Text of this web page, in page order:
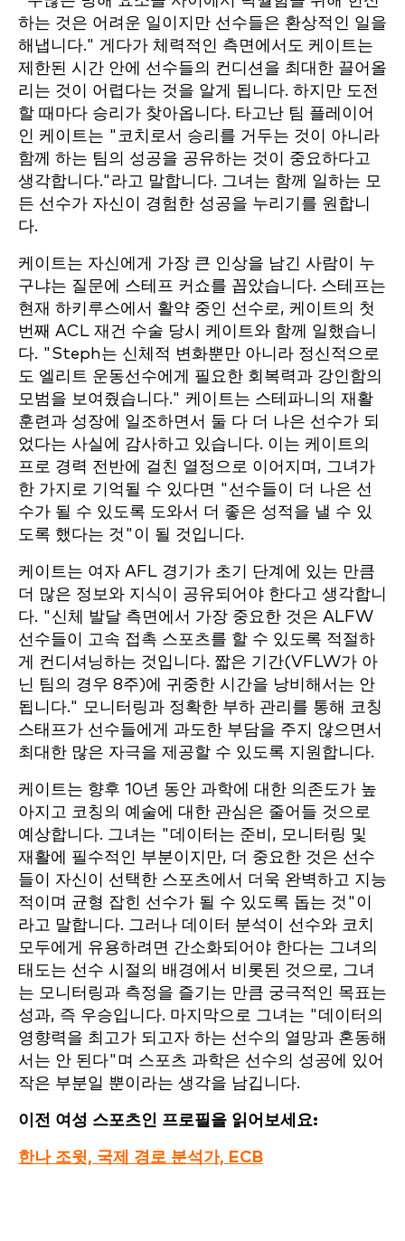
하는 것은 어려운 일이지만 선수들은 환상적인 일을
해냅니다." 게다가 체력적인 측면에서도 케이트는
제한된 시간 안에 선수들의 컨디션을 최대한 끌어올
리는 것이 어렵다는 것을 알게 됩니다. 하지만 도전
할 때마다 승리가 찾아옵니다. 타고난 팀 플레이어
인 케이트는 "코치로서 승리를 거두는 것이 아니라
함께 하는 팀의 성공을 공유하는 것이 중요하다고
생각합니다."라고 말합니다. 그녀는 함께 일하는 모
든 선수가 자신이 경험한 성공을 누리기를 원합니
다.
케이트는 자신에게 가장 큰 인상을 남긴 사람이 누
구냐는 질문에 스테프 커쇼를 꼽았습니다. 스테프는
현재 하키루스에서 활약 중인 선수로, 케이트의 첫
번째 ACL 재건 수술 당시 케이트와 함께 일했습니
다. "Steph는 신체적 변화뿐만 아니라 정신적으로
도 엘리트 운동선수에게 필요한 회복력과 강인함의
모범을 보여줬습니다." 케이트는 스테파니의 재활
훈련과 성장에 일조하면서 둘 다 더 나은 선수가 되
었다는 사실에 감사하고 있습니다. 이는 케이트의
프로 경력 전반에 걸친 열정으로 이어지며, 그녀가
한 가지로 기억될 수 있다면 "선수들이 더 나은 선
수가 될 수 있도록 도와서 더 좋은 성적을 낼 수 있
도록 했다는 것"이 될 것입니다.
케이트는 여자 AFL 경기가 초기 단계에 있는 만큼
더 많은 정보와 지식이 공유되어야 한다고 생각합니
다. "신체 발달 측면에서 가장 중요한 것은 ALFW
선수들이 고속 접촉 스포츠를 할 수 있도록 적절하
게 컨디셔닝하는 것입니다. 짧은 기간(VFLW가 아
닌 팀의 경우 8주)에 귀중한 시간을 낭비해서는 안
됩니다." 모니터링과 정확한 부하 관리를 통해 코칭
스태프가 선수들에게 과도한 부담을 주지 않으면서
최대한 많은 자극을 제공할 수 있도록 지원합니다.
케이트는 향후 10년 동안 과학에 대한 의존도가 높
아지고 코칭의 예술에 대한 관심은 줄어들 것으로
예상합니다. 그녀는 "데이터는 준비, 모니터링 및
재활에 필수적인 부분이지만, 더 중요한 것은 선수
들이 자신이 선택한 스포츠에서 더욱 완벽하고 지능
적이며 균형 잡힌 선수가 될 수 있도록 돕는 것"이
라고 말합니다. 그러나 데이터 분석이 선수와 코치
모두에게 유용하려면 간소화되어야 한다는 그녀의
태도는 선수 시절의 배경에서 비롯된 것으로, 그녀
는 모니터링과 측정을 즐기는 만큼 궁극적인 목표는
성과, 즉 우승입니다. 마지막으로 그녀는 "데이터의
영향력을 최고가 되고자 하는 선수의 열망과 혼동해
서는 안 된다"며 스포츠 과학은 선수의 성공에 있어
작은 부분일 뿐이라는 생각을 남깁니다.
이전 여성 스포츠인 프로필을 읽어보세요:
한나 조윗, 국제 경로 분석가, ECB